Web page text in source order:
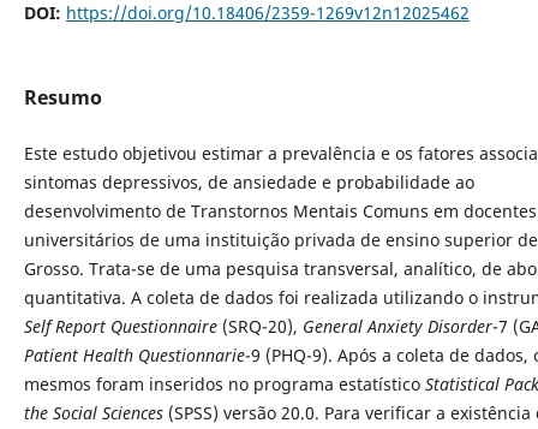
DOI: https://doi.org/10.18406/2359-1269v12n12025462
Resumo
Este estudo objetivou estimar a prevalência e os fatores
sintomas depressivos, de ansiedade e probabilidade ao
desenvolvimento de Transtornos Mentais Comuns em docentes
universitários de uma instituição privada de ensino superior
Grosso. Trata-se de uma pesquisa transversal, analítico, de
quantitativa. A coleta de dados foi realizada utilizando o
Self Report Questionnaire(SRQ-20), General Anxiety Disorder-7
Patient Health Questionnarie-9 (PHQ-9). Após a coleta de dados,
mesmos foram inseridos no programa estatístico Statistical
the Social Sciences(SPSS) versão 20.0. Para verificar a existência